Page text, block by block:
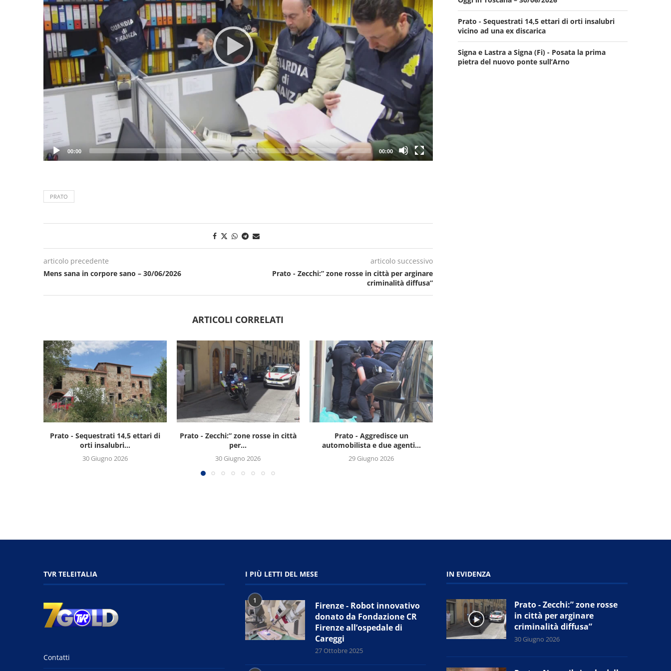
00:00 00:00
PRATO
articolo precedente
Mens sana in corpore sano – 30/06/2026
articolo successivo
Prato - Zecchi:” zone rosse in città per arginare
criminalità diffusa”
ARTICOLI CORRELATI
Prato - Sequestrati 14,5 ettari di
orti insalubri...
30 Giugno 2026
Prato - Zecchi:” zone rosse in città
per...
30 Giugno 2026
Prato - Aggredisce un
automobilista e due agenti...
29 Giugno 2026
Prato - Sequestrati 14,5 ettari di orti insalubri
vicino ad una ex discarica
Signa e Lastra a Signa (Fi) - Posata la prima
pietra del nuovo ponte sull’Arno
TVR TELEITALIA
Contatti
I PIÙ LETTI DEL MESE
1
Firenze - Robot innovativo
donato da Fondazione CR
Firenze all’ospedale di
Careggi
27 Ottobre 2025
IN EVIDENZA
Prato - Zecchi:” zone rosse
in città per arginare
criminalità diffusa”
30 Giugno 2026